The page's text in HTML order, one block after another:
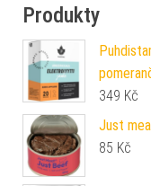
Produkty
349 Kč
Just
85 Kč